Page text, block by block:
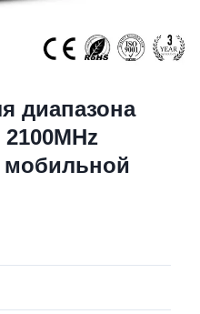
диапазона
мобильной